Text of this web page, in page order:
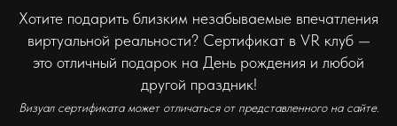
Хотите подарить близким незабываемые впечатления
виртуальной реальности? Сертификат в VR клуб —
это отличный подарок на День рождения и любой
другой праздник!
Визуал сертификата может отличаться от представленного на сайте.